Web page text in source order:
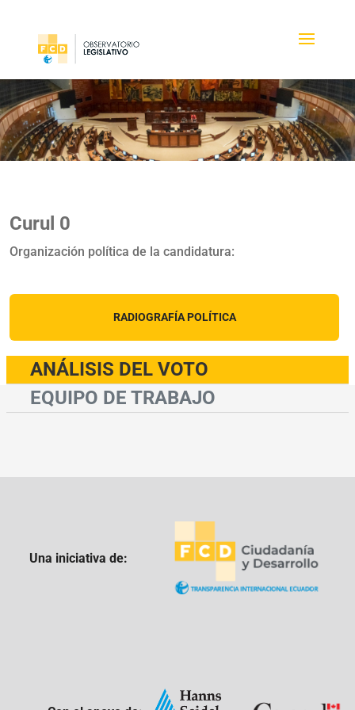
Curul 0
Organización política de la candidatura:
RADIOGRAFÍA POLÍTICA
ANÁLISIS DEL VOTO
EQUIPO DE TRABAJO
Una iniciativa de: